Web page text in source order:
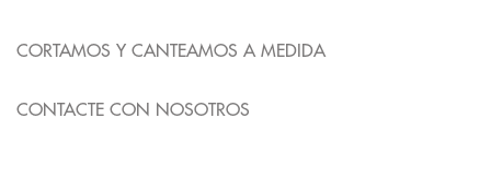
CORTAMOS Y CANTEAMOS A MEDIDA
CONTACTE CON NOSOTROS